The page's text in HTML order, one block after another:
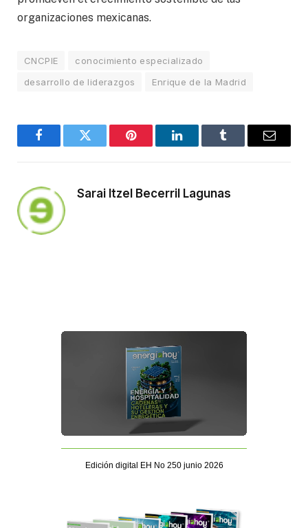
organizaciones mexicanas.
CNCPIE
conocimiento especializado
desarrollo de liderazgos
Enrique de la Madrid
FacebookTwitter Pinterest LinkedInTumblr Email
Sarai Itzel Becerril Lagunas
Edición digital EH No 250 junio 2026